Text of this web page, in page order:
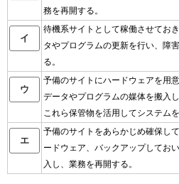
務を再開する。
イ
待機系サイトとして稼働させてお
タやプログラムの更新を行い、障
る。
ウ
予備のサイトにハードウェアを用
データやプログラムの媒体を搬入
これら保管物を活用してシステム
エ
予備のサイトをあらかじめ確保し
ードウェア、バックアップしてお
入し、業務を再開する。